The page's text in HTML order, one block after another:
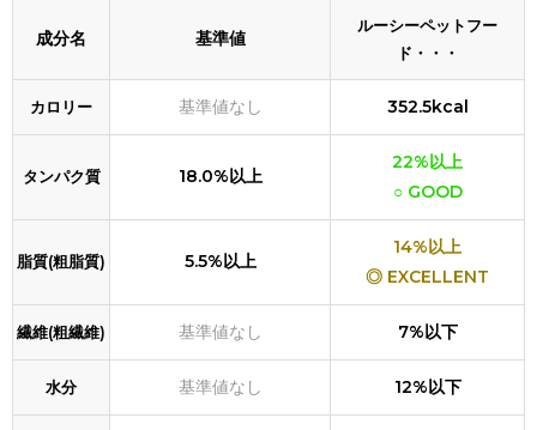
成分名 基準値
ルーシーペットフー
ド・・・
カロリー 基準値なし 352.5kcal
タンパク質 18.0%以上
22%以上
○ GOOD
脂質(粗脂質) 5.5%以上
14%以上
◎ EXCELLENT
繊維(粗繊維) 基準値なし 7%以下
水分 基準値なし 12%以下